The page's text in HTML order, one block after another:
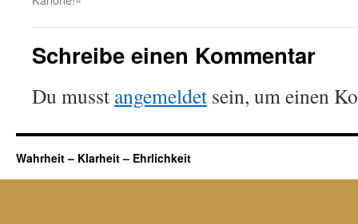
Schreibe einen Kommentar
Du musst angemeldet sein, um einen
Wahrheit – Klarheit – Ehrlichkeit